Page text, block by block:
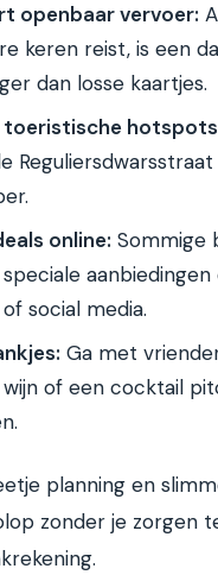
openbaar vervoer:
keren reist, is een
dan losse kaartjes.
toeristische
Reguliersdwarsstraat
online: Sommige
aanbiedingen
social media.
Ga met
wijn of een cocktail
planning en
zonder je zorgen